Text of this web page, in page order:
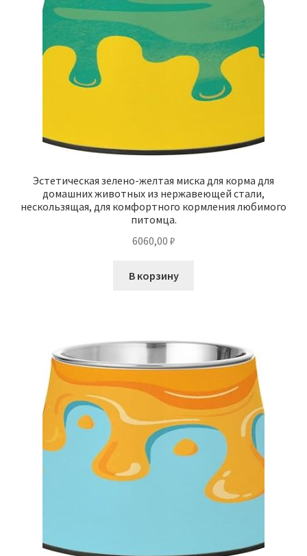
Эстетическая зелено-желтая миска для корма для
домашних животных из нержавеющей стали,
нескользящая, для комфортного кормления любимого
питомца.
6060,00 ₽
В корзину